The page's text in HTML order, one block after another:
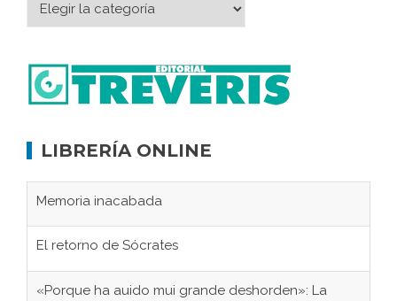
LIBRERÍA ONLINE
Memoria inacabada
El retorno de Sócrates
«Porque ha auido mui grande deshorden»: La